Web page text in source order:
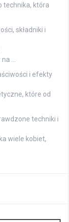
technika, która
składniki i
na …
i efekty
które od
techniki i
wiele kobiet,